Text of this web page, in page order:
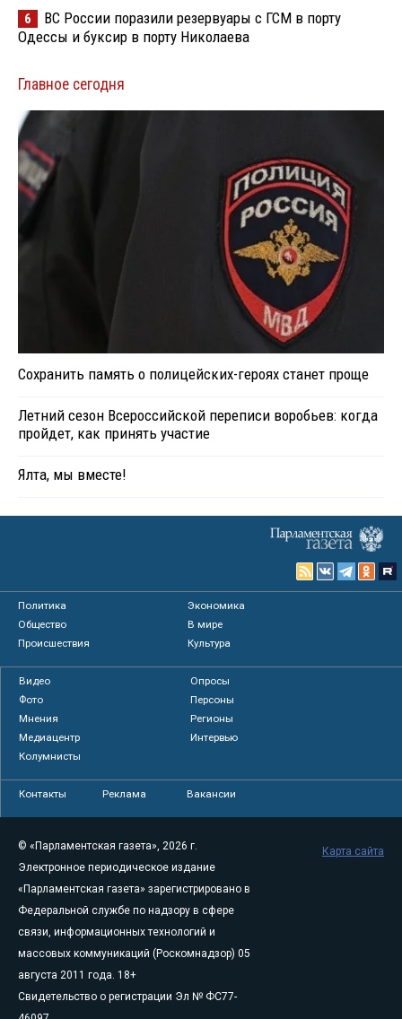
6
ВС России поразили резервуары с ГСМ в порту
Одессы и буксир в порту Николаева
Главное сегодня
Сохранить память о полицейских-героях станет проще
Летний сезон Всероссийской переписи воробьев: когда
пройдет, как принять участие
Ялта, мы вместе!
Политика
Экономика
Общество
В мире
Происшествия
Культура
Видео
Опросы
Фото
Персоны
Мнения
Регионы
Медиацентр
Интервью
Колумнисты
Контакты Реклама Вакансии
© «Парламентская газета», 2026 г.
Электронное периодическое издание
«Парламентская газета» зарегистрировано в
Федеральной службе по надзору в сфере
связи, информационных технологий и
массовых коммуникаций (Роскомнадзор) 05
августа 2011 года. 18+
Свидетельство о регистрации Эл № ФС77-
Карта сайта